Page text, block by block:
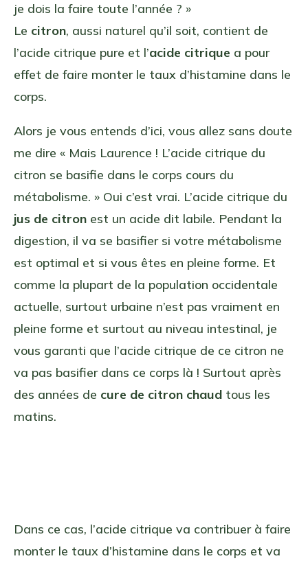
je dois la faire toute l’année ? »
Le citron, aussi naturel qu’il soit, contient de
l’acide citrique pure et l’acide citrique a pour
effet de faire monter le taux d’histamine dans le
corps.
Alors je vous entends d’ici, vous allez sans doute
me dire « Mais Laurence ! L’acide citrique du
citron se basifie dans le corps cours du
métabolisme. » Oui c’est vrai. L’acide citrique du
jus de citron est un acide dit labile. Pendant la
digestion, il va se basifier si votre métabolisme
est optimal et si vous êtes en pleine forme. Et
comme la plupart de la population occidentale
actuelle, surtout urbaine n’est pas vraiment en
pleine forme et surtout au niveau intestinal, je
vous garanti que l’acide citrique de ce citron ne
va pas basifier dans ce corps là ! Surtout après
des années de cure de citron chaud tous les
matins.
Dans ce cas, l’acide citrique va contribuer à faire
monter le taux d’histamine dans le corps et va